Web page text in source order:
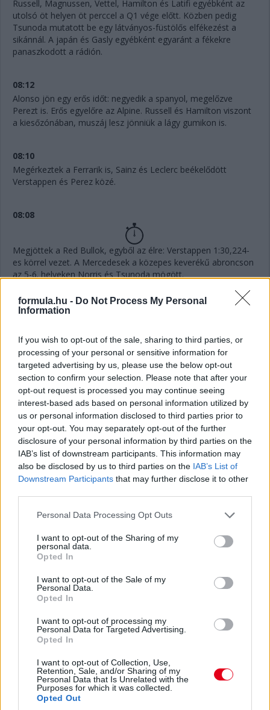
formula.hu - Do Not Process My Personal
Information
If you wish to opt-out of the sale, sharing to third parties, or
processing of your personal or sensitive information for
targeted advertising by us, please use the below opt-out
section to confirm your selection. Please note that after your
opt-out request is processed you may continue seeing
interest-based ads based on personal information utilized by
us or personal information disclosed to third parties prior to
your opt-out. You may separately opt-out of the further
disclosure of your personal information by third parties on the
IAB’s list of downstream participants. This information may
also be disclosed by us to third parties on the IAB’s List of
Downstream Participants that may further disclose it to other
Please note that this website/app uses one or more Google
not limited to your visit or usage behaviour. You may click to
grant or deny consent to Google and its third-party tags to
use your data for below specified purposes in below Google
consent section.
Personal Data Processing Opt Outs
I want to opt-out of the Sharing of my
personal data.
Opted In
I want to opt-out of the Sale of my
Personal Data.
Opted In
I want to opt-out of processing my
Personal Data for Targeted Advertising.
Opted In
I want to opt-out of Collection, Use,
Retention, Sale, and/or Sharing of my
Personal Data that Is Unrelated with the
Purposes for which it was collected.
Opted Out
Russell, Magnussen, Vettel, Hamilton és Latifi egyébként az
utolsó öt helyen öt perccel a Q1 vége előtt. Közben pedig
Tsunoda mutatott be egy látványos-füstölős elfékezést a
sikánnál. A japán és Gasly egyébként egyaránt a fékekre
panaszkodott a rádión.
08:12
Alonso jön egy erős időt: negyedik a spanyol, megelőzve
Perezt is. Erős egyelőre az Alpine. Russell és Hamilton viszont
a kiesőzónában, muszáj lesz jönniük a lágy gumikon is.
08:10
Megérkeztek a Ferrarik is, Sainz és Leclerc beékelődött
Verstappen és Perez közé.
08:08
Megjöttek a Red Bullok, egyből az élre: Verstappen 1:30,224-
es körrel vezet. A Mercedesek a közepes keverékű abroncson
az 5-6. helyeken Norris és Tsunoda mögött.
08:05
Az AlphaTaurik futották az első mért köröket, Tsunoda
1:31,631-gyel az élen, Gasly négy tizedre tőle. Nem mindenki
rohant ki viszont egyből a pályára, úgyhogy várnunk kell még
az érdemi sorrendre.
all set for quali!pic.twitter.com/jBVRsF2lIP
— Scuderia AlphaTauri (@AlphaTauriF1) October 8,
2022
08:01
Elindult a Q1, szokás szerint 18 perc áll a pilóták
Közben megszületett az ítélet az imént említett Albon-ügyben:
1000 eurós bírságot kapott a Williams. Az egyik gumi ugyanis
másik három abroncs.
Ha valaki esetleg most ébredt volna, a nap legfontosabb hírei,
az Alpine bejelentette Pierre Gaslyt